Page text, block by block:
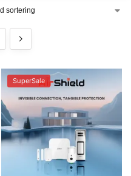
SuperSale